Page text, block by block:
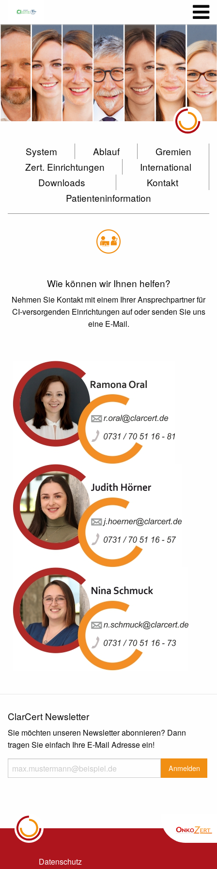
System Ablauf
Gremien
Zert. Einrichtungen
International
Downloads
Kontakt
Patienteninformation
Wie können wir Ihnen helfen?
Nehmen Sie Kontakt mit einem Ihrer Ansprechpartner für
CI-versorgenden Einrichtungen auf oder senden Sie uns
eine E-Mail.
ClarCert Newsletter
Sie möchten unseren Newsletter abonnieren? Dann
tragen Sie einfach Ihre E-Mail Adresse ein!
Datenschutz